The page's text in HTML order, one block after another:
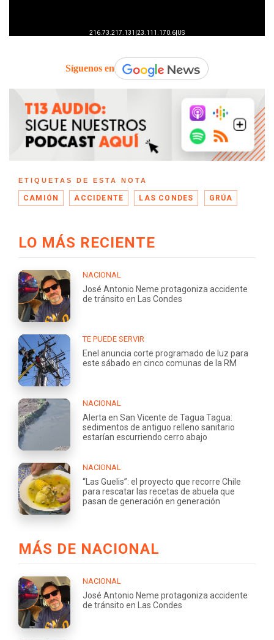
Síguenos en
ETIQUETAS DE ESTA NOTA
CAMIÓN ACCIDENTE LAS CONDES GRÚA
LO MÁS RECIENTE
NACIONAL
José Antonio Neme protagoniza accidente
de tránsito en Las Condes
TE PUEDE SERVIR
Enel anuncia corte programado de luz para
este sábado en cinco comunas de la RM
NACIONAL
Alerta en San Vicente de Tagua Tagua:
sedimentos de antiguo relleno sanitario
estarían escurriendo cerro abajo
NACIONAL
“Las Guelis”: el proyecto que recorre Chile
para rescatar las recetas de abuela que
pasan de generación en generación
MÁS DE NACIONAL
NACIONAL
José Antonio Neme protagoniza accidente
de tránsito en Las Condes